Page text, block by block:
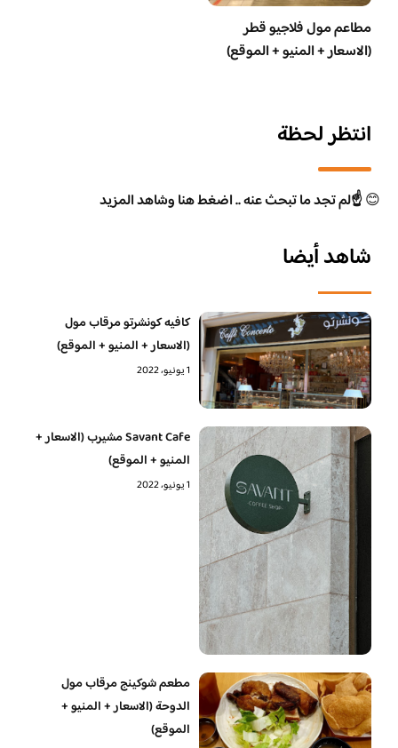
مطاعم مول فلاجيو قطر
(الاسعار + المنيو + الموقع)
انتظر لحظة
😊☝️لم تجد ما تبحث عنه .. اضغط هنا وشاهد المزيد
شاهد أيضا
كافيه كونشرتو مرقاب مول
(الاسعار + المنيو + الموقع)
1 يونيو، 2022
Savant Cafe مشيرب (الاسعار +
المنيو + الموقع)
1 يونيو، 2022
مطعم شوكينج مرقاب مول
الدوحة (الاسعار + المنيو +
الموقع)